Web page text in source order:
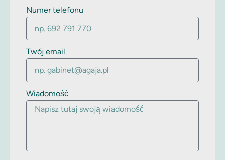
Numer telefonu
Twój email
Wiadomość